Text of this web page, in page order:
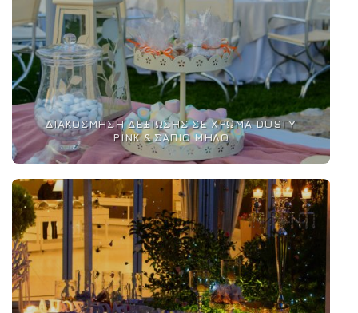
ΔΙΑΚΌΣΜΗΣΗ ΔΕΞΊΩΣΗΣ ΣΕ ΧΡΏΜΑ DUSTY
PINK & ΣΆΠΙΟ ΜΉΛΟ